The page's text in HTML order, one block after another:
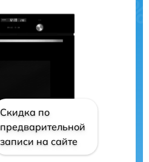
Скидка по
предварительной
записи на сайте